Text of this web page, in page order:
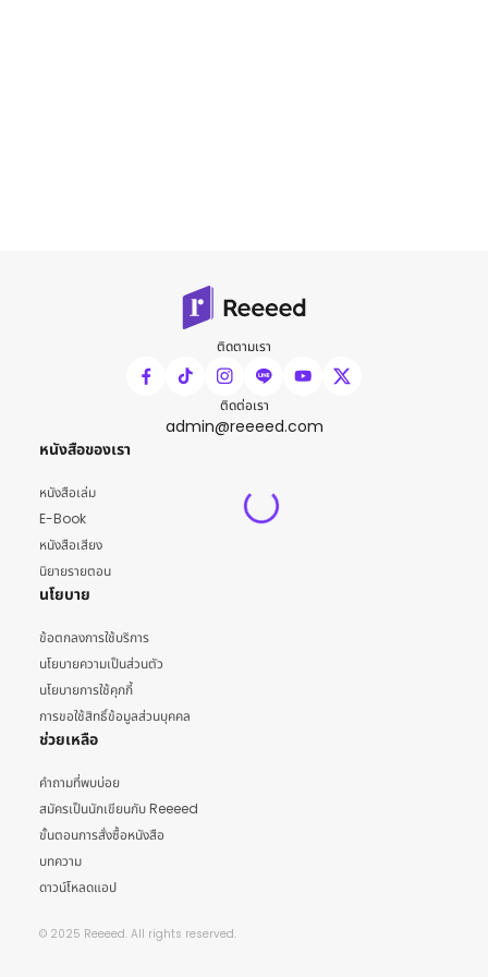
ติดตามเรา
ติดต่อเรา
admin@reeeed.com
หนังสือของเรา
หนังสือเล่ม
E-Book
หนังสือเสียง
นิยายรายตอน
นโยบาย
ข้อตกลงการใช้บริการ
นโยบายความเป็นส่วนตัว
นโยบายการใช้คุกกี้
การขอใช้สิทธิ์ข้อมูลส่วนบุคคล
ช่วยเหลือ
คำถามที่พบบ่อย
สมัครเป็นนักเขียนกับ Reeeed
ขั้นตอนการสั่งซื้อหนังสือ
บทความ
ดาวน์โหลดแอป
© 2025 Reeeed. All rights reserved.